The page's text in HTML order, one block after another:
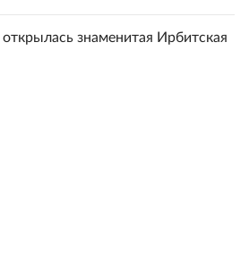
знаменитая Ирбитская